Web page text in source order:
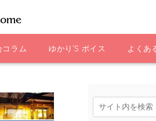
コラム ゆかり’S ボイス よくあ